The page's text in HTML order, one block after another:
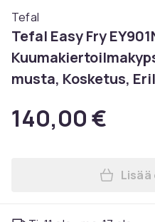
Tefal
Tefal Easy Fry
musta, Kosketus,
140,00 €